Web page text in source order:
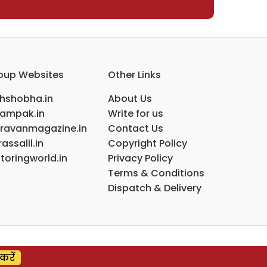
Websites
Other Links
About Us
Write for us
Contact Us
Copyright Policy
Privacy Policy
Terms & Conditions
Dispatch & Delivery